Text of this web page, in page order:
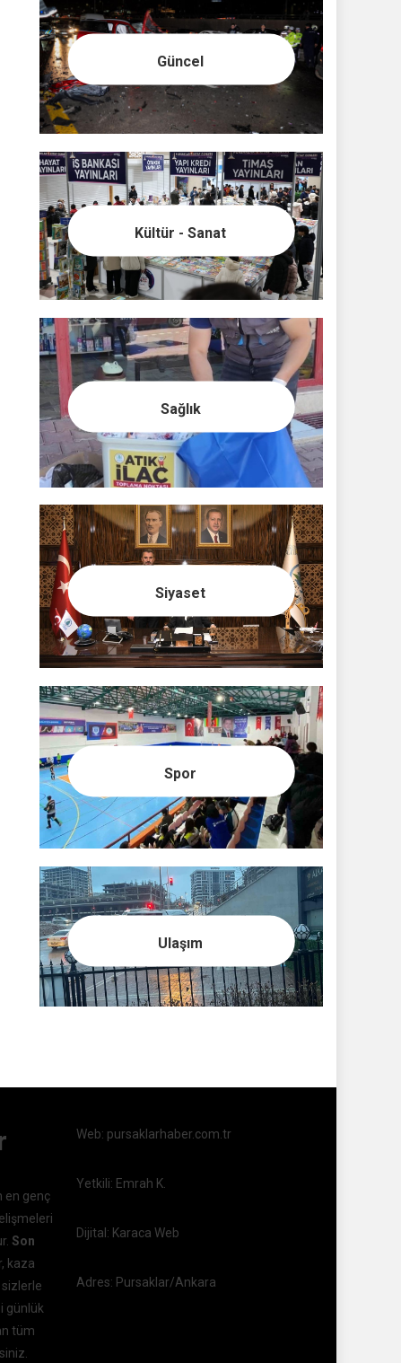
Güncel
Kültür - Sanat
Sağlık
Siyaset
Spor
Ulaşım
en genç
Son
kaza
günlük
tüm
Web: pursaklarhaber.com.tr
Yetkili: Emrah K.
Dijital: Karaca Web
Adres: Pursaklar/Ankara